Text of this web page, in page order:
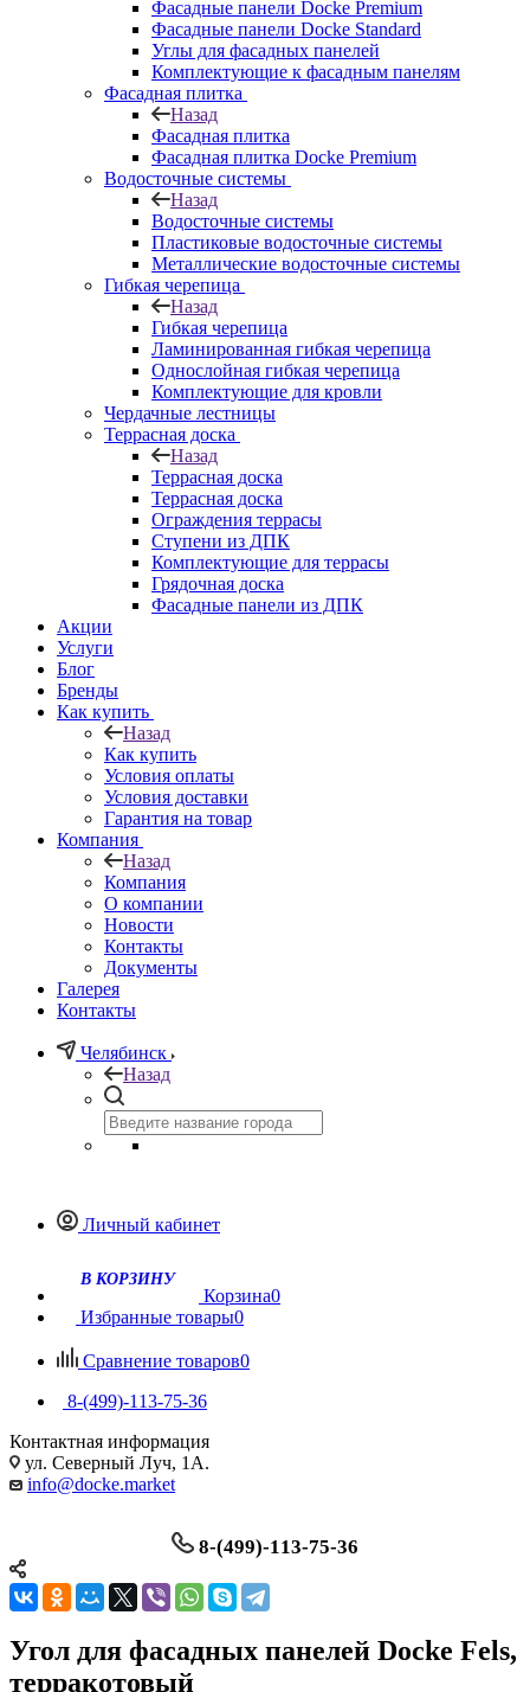
Фасадные панели Docke Premium
Фасадные панели Docke Standard
Углы для фасадных панелей
Комплектующие к фасадным панелям
Фасадная плитка
Назад
Фасадная плитка
Фасадная плитка Docke Premium
Водосточные системы
Назад
Водосточные системы
Пластиковые водосточные системы
Металлические водосточные системы
Гибкая черепица
Назад
Гибкая черепица
Ламинированная гибкая черепица
Однослойная гибкая черепица
Комплектующие для кровли
Чердачные лестницы
Террасная доска
Назад
Террасная доска
Террасная доска
Ограждения террасы
Ступени из ДПК
Комплектующие для террасы
Грядочная доска
Фасадные панели из ДПК
Акции
Услуги
Блог
Бренды
Как купить
Назад
Как купить
Условия оплаты
Условия доставки
Гарантия на товар
Компания
Назад
Компания
О компании
Новости
Контакты
Документы
Галерея
Контакты
Челябинск
Назад
Личный кабинет
Корзина0
Избранные товары0
Сравнение товаров0
8-(499)-113-75-36
Контактная информация
ул. Северный Луч, 1А.
info@docke.market
8-(499)-113-75-36
Угол для фасадных панелей Docke Fels,
терракотовый